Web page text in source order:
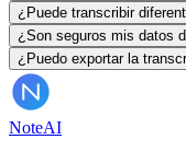
¿Puede transcribir
¿Son seguros mis datos
¿Puedo exportar la
NoteAI